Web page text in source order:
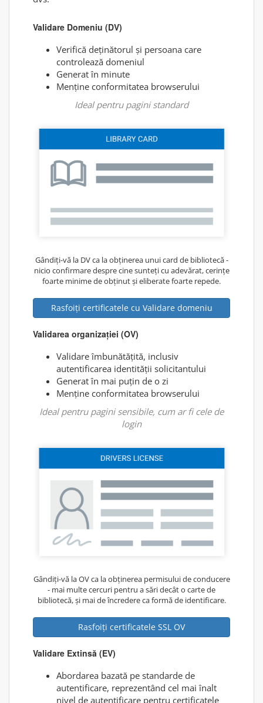
Validare Domeniu (DV)
Verifică deținătorul și persoana care
controlează domeniul
Generat în minute
Menține conformitatea browserului
Ideal pentru pagini standard
Gândiți-vă la DV ca la obținerea unui card de bibliotecă -
nicio confirmare despre cine sunteți cu adevărat, cerințe
foarte minime de obținut și eliberate foarte repede.
Rasfoiți certificatele cu Validare domeniu
Validarea organizației (OV)
Validare îmbunătățită, inclusiv
autentificarea identității solicitantului
Generat în mai puțin de o zi
Menține conformitatea browserului
Ideal pentru pagini sensibile, cum ar fi cele de
login
Gândiți-vă la OV ca la obținerea permisului de conducere
- mai multe cercuri pentru a sări decât o carte de
bibliotecă, și mai de încredere ca formă de identificare.
Rasfoiți certificatele SSL OV
Validare Extinsă (EV)
Abordarea bazată pe standarde de
autentificare, reprezentând cel mai înalt
nivel de autentificare pentru certificatele